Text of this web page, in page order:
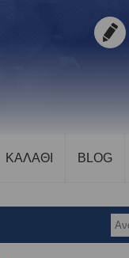
ΚΑΛΑΘΙ BLOG